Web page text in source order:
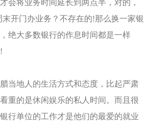
会将业务时间延长到两点半，对的，
开门办业务？不存在的!那么换一家银
绝大多数银行的作息时间都是一样
当地人的生活方式和态度，比起严肃
重的是休闲娱乐的私人时间。而且很
行单位的工作才是他们的最爱的就业